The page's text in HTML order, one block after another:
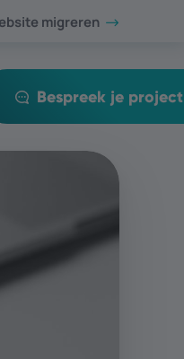
migreren
Bespreek je project